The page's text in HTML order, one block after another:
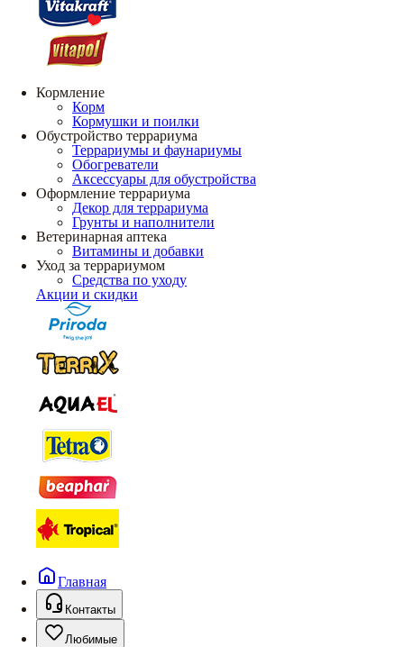
Кормление
Корм
Кормушки и поилки
Обустройство террариума
Террариумы и фаунариумы
Обогреватели
Аксессуары для обустройства
Оформление террариума
Декор для террариума
Грунты и наполнители
Ветеринарная аптека
Витамины и добавки
Уход за террариумом
Средства по уходу
Акции и скидки
Главная
Контакты
Любимые